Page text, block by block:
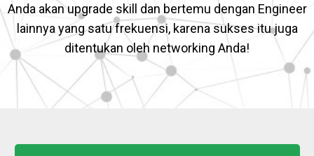
Anda akan upgrade skill dan bertemu dengan Engineer
lainnya yang satu frekuensi, karena sukses itu juga
ditentukan oleh networking Anda!